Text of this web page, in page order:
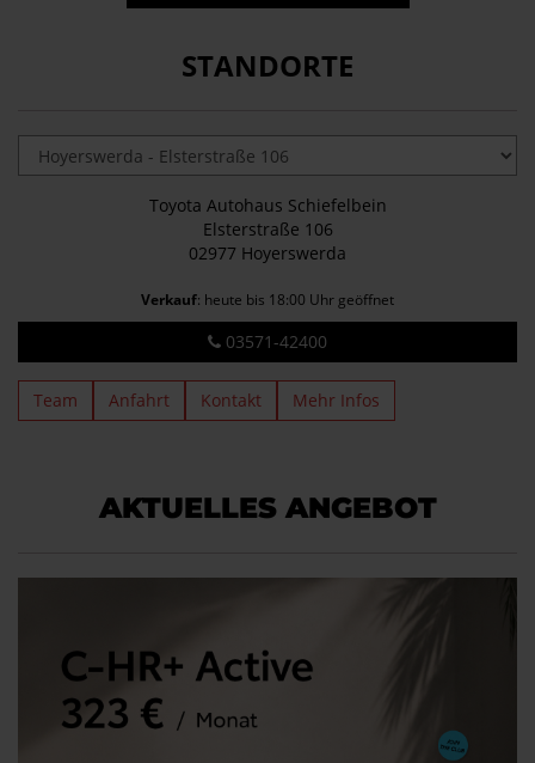
STANDORTE
Toyota Autohaus Schiefelbein
Elsterstraße 106
02977 Hoyerswerda
Verkauf: heute bis 18:00 Uhr geöffnet
03571-42400
Team Anfahrt Kontakt Mehr Infos
AKTUELLES ANGEBOT